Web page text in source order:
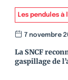
Les pendules à
7 novembre
La SNCF
gaspillage de